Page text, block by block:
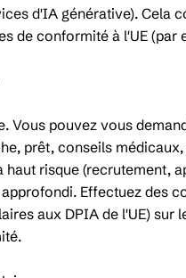
d'IA générative). Cela
de conformité à l'UE
pouvez vous
prêt, conseils
risque (recrutement,
Effectuez des
aux DPIA de l'UE) sur